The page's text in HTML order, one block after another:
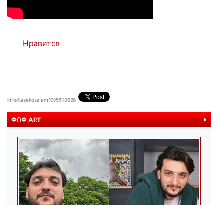
Нравится
info@asekose.am/095519696
ՓՈՓ ART ավելին